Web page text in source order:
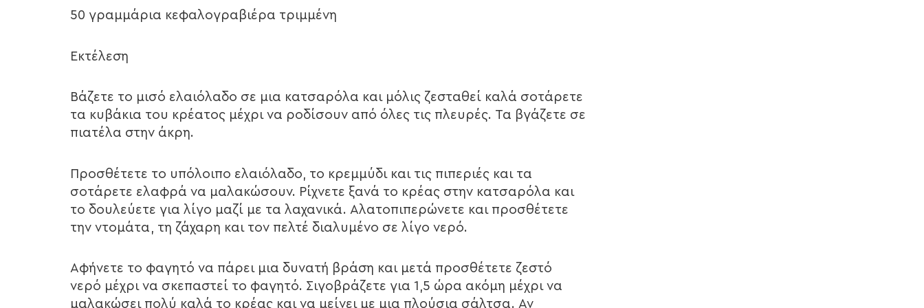
50 γραμμάρια κεφαλογραβιέρα τριμμένη
Εκτέλεση
Βάζετε το μισό ελαιόλαδο σε μια κατσαρόλα και μόλις ζεσταθεί καλά σοτάρετε
τα κυβάκια του κρέατος μέχρι να ροδίσουν από όλες τις πλευρές. Τα βγάζετε σε
πιατέλα στην άκρη.
Προσθέτετε το υπόλοιπο ελαιόλαδο, το κρεμμύδι και τις πιπεριές και τα
σοτάρετε ελαφρά να μαλακώσουν. Ρίχνετε ξανά το κρέας στην κατσαρόλα και
το δουλεύετε για λίγο μαζί με τα λαχανικά. Αλατοπιπερώνετε και προσθέτετε
την ντομάτα, τη ζάχαρη και τον πελτέ διαλυμένο σε λίγο νερό.
Αφήνετε το φαγητό να πάρει μια δυνατή βράση και μετά προσθέτετε ζεστό
νερό μέχρι να σκεπαστεί το φαγητό. Σιγοβράζετε για 1,5 ώρα ακόμη μέχρι να
μαλακώσει πολύ καλά το κρέας και να μείνει με μια πλούσια σάλτσα. Αν